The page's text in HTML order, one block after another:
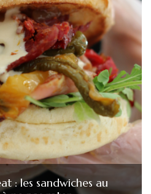
: les sandwiches au